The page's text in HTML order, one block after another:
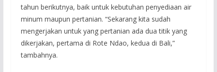
tahun berikutnya, baik untuk kebutuhan penyediaan air
minum maupun pertanian. “Sekarang kita sudah
mengerjakan untuk yang pertanian ada dua titik yang
dikerjakan, pertama di Rote Ndao, kedua di Bali,”
tambahnya.